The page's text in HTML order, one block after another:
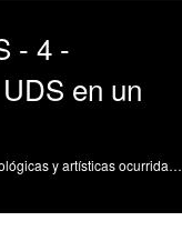
- 4 -
en un
Divulgación de las actividades científicas, tecnológicas y artísticas ocurridas en los tres campus de la UPV